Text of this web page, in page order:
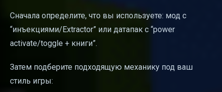
Сначала определите, что вы используете: мод с
“инъекциями/Extractor” или датапак с “power
activate/toggle + книги”.
Затем подберите подходящую механику под ваш
стиль игры: